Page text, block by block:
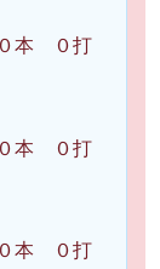
０打
０打
０打